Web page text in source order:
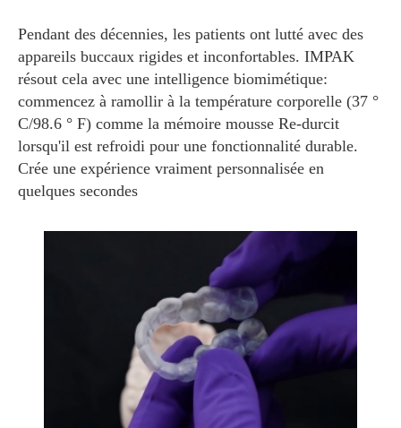
Pendant des décennies, les patients ont lutté avec des
appareils buccaux rigides et inconfortables. IMPAK
résout cela avec une intelligence biomimétique:
commencez à ramollir à la température corporelle (37 °
C/98.6 ° F) comme la mémoire mousse Re-durcit
lorsqu'il est refroidi pour une fonctionnalité durable.
Crée une expérience vraiment personnalisée en
quelques secondes